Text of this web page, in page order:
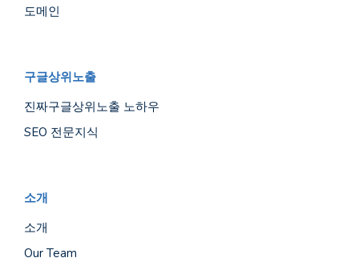
도메인
구글상위노출
진짜구글상위노출 노하우
SEO 전문지식
소개
소개
Our Team